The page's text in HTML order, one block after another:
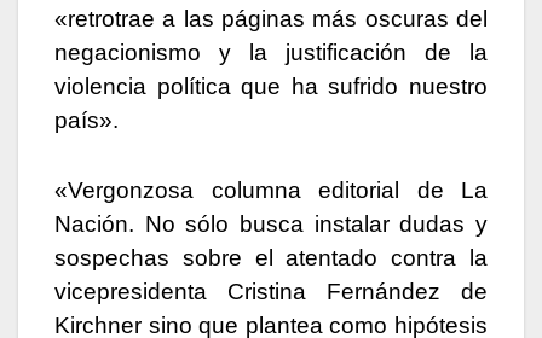
«retrotrae a las páginas más oscuras del
negacionismo y la justificación de la
violencia política que ha sufrido nuestro
país».
«Vergonzosa columna editorial de La
Nación. No sólo busca instalar dudas y
sospechas sobre el atentado contra la
vicepresidenta Cristina Fernández de
Kirchner sino que plantea como hipótesis